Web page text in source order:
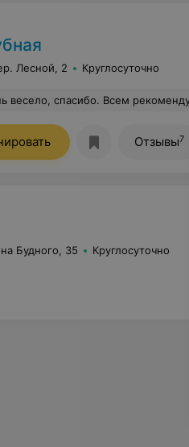
Лесной, 2 Круглосуточно
весело, спасибо. Всем
Отзывы7
Будного, 35 Круглосуточно